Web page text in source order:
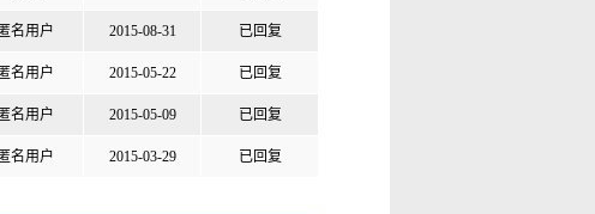
匿名用户 2015-08-31 已回复
匿名用户 2015-05-22 已回复
匿名用户 2015-05-09 已回复
匿名用户 2015-03-29 已回复